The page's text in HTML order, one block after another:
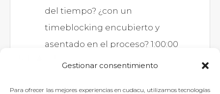
Gestionar consentimiento
Para ofrecer las mejores experiencias en cudacu, utilizamos tecnologías
del tiempo? ¿con un
timeblocking encubierto y
asentado en el proceso? 1:00:00